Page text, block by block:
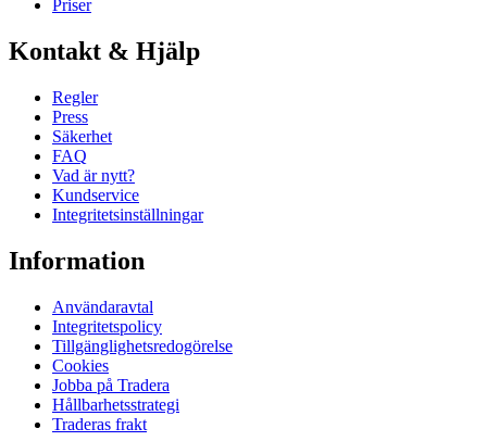
Priser
Kontakt & Hjälp
Regler
Press
Säkerhet
FAQ
Vad är nytt?
Kundservice
Integritetsinställningar
Information
Användaravtal
Integritetspolicy
Tillgänglighetsredogörelse
Cookies
Jobba på Tradera
Hållbarhetsstrategi
Traderas frakt